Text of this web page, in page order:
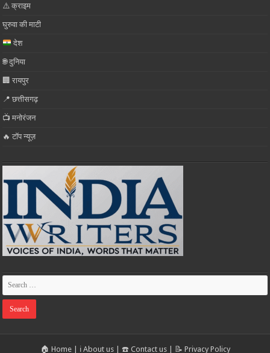
⚠️ क्राइम
घुरुवा की माटी
देश
🌐 दुनिया
🏢 रायपुर
📍 छत्तीसगढ़
📺 मनोरंजन
🔥 टॉप न्यूज़
🏠 Home| ℹ️ About us| ☎️ Contact us| 📝 Privacy Policy